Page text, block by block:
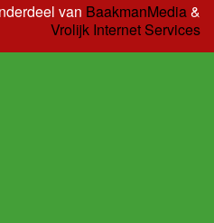
van BaakmanMedia&
Vrolijk Internet Services